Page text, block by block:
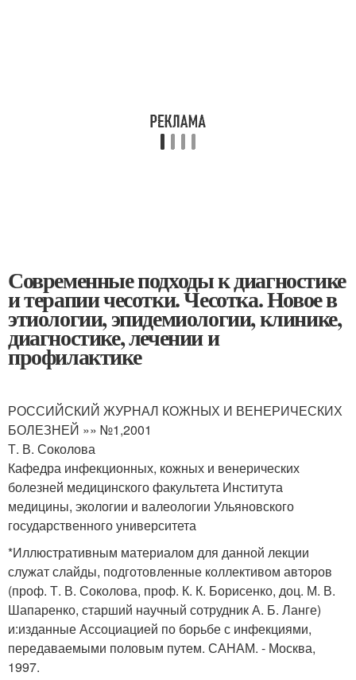
Современные подходы к диагностике
и терапии чесотки. Чесотка. Новое в
этиологии, эпидемиологии, клинике,
диагностике, лечении и
профилактике
РОССИЙСКИЙ ЖУРНАЛ КОЖНЫХ И ВЕНЕРИЧЕСКИХ
БОЛЕЗНЕЙ »» №1,2001
Т. В. Соколова
Кафедра инфекционных, кожных и венерических
болезней медицинского факультета Института
медицины, экологии и валеологии Ульяновского
государственного университета
*Иллюстративным материалом для данной лекции
служат слайды, подготовленные коллективом авторов
(проф. Т. В. Соколова, проф. К. К. Борисенко, доц. М. В.
Шапаренко, старший научный сотрудник А. Б. Ланге)
и:изданные Ассоциацией по борьбе с инфекциями,
передаваемыми половым путем. САНАМ. - Москва,
1997.